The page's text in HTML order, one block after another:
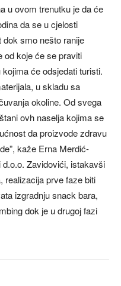
u ovom trenutku je da će
da se u cjelosti
dok smo nešto ranije
od koje će se praviti
će odsjedati turisti.
u skladu sa
okoline. Od svega
ovh naselja kojima se
da proizvode zdravu
kaže Erna Merdić-
Zavidovići, istakavši
realizacija prve faze biti
izgradnju snack bara,
dok je u drugoj fazi